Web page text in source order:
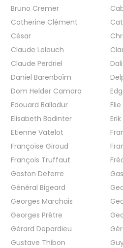
Bruno Cremer
Catherine Clément
César
Claude Lelouch
Claude Perdriel
Daniel Barenboïm
Dom Helder Camara
Edouard Balladur
Elisabeth Badinter
Etienne Vatelot
Françoise Giroud
François Truffaut
Gaston Deferre
Général Bigeard
Georges Marchais
Georges Prêtre
Gérard Depardieu
Gustave Thibon